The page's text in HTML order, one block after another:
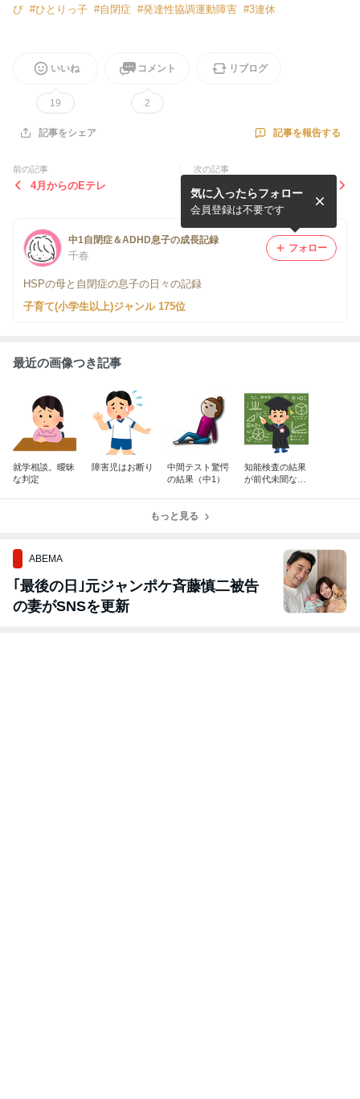
び #ひとりっ子 #自閉症 #発達性協調運動障害 #3連休
いいね
19
コメント
2
リブログ
記事をシェア 記事を報告する
前の記事
4月からのEテレ
次の記事
中1自閉症＆ADHD息子の成長記録
千春
HSPの母と自閉症の息子の日々の記録
気に入ったらフォロー
会員登録は不要です
フォロー
子育て(小学生以上)ジャンル 175位
最近の画像つき記事
就学相談。曖昧
な判定
障害児はお断り
中間テスト驚愕
の結果（中1）
知能検査の結果
が前代未聞な自
もっと見る
ABEMA
｢最後の日｣元ジャンポケ斉藤慎二被告
の妻がSNSを更新